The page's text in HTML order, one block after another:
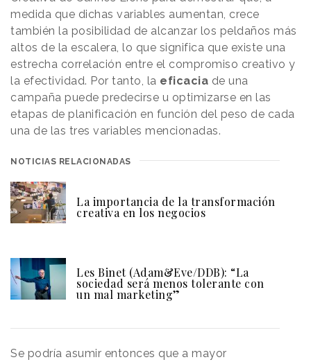
medida que dichas variables aumentan, crece
también la posibilidad de alcanzar los peldaños más
altos de la escalera, lo que significa que existe una
estrecha correlación entre el compromiso creativo y
la efectividad. Por tanto, la eficacia de una
campaña puede predecirse u optimizarse en las
etapas de planificación en función del peso de cada
una de las tres variables mencionadas.
NOTICIAS RELACIONADAS
La importancia de la transformación
creativa en los negocios
Les Binet (Adam&Eve/DDB): “La
sociedad será menos tolerante con
un mal marketing”
Se podría asumir entonces que a mayor